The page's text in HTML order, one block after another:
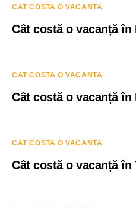
CAT COSTA O VACANTA
Cât costă o vacanță în
CAT COSTA O VACANTA
Cât costă o vacanță în
CAT COSTA O VACANTA
Cât costă o vacanță în